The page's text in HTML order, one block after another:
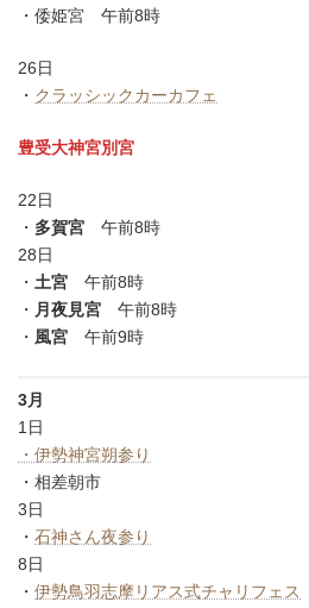
・倭姫宮 午前8時
26日
・ クラッシックカーカフェ
豊受大神宮別宮
22日
・ 多賀宮 午前8時
28日
・ 土宮 午前8時
・ 月夜見宮 午前8時
・ 風宮 午前9時
3月
1日
・伊勢神宮朔参り
・相差朝市
3日
・ 石神さん夜参り
8日
・ 伊勢鳥羽志摩リアス式チャリフェス